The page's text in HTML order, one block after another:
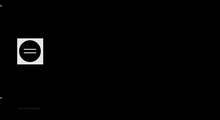
NOS PROGRAMMES